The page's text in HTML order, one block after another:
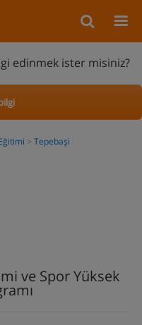
edinmek ister misiniz?
Tepebaşi
ve Spor Yüksek